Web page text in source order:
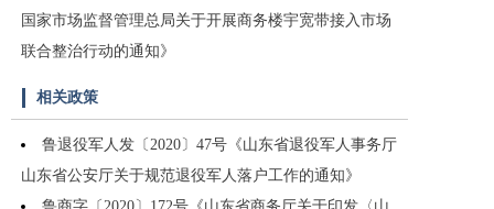
国家市场监督管理总局关于开展商务楼宇宽带接入市场
联合整治行动的通知》
相关政策
鲁退役军人发〔2020〕47号《山东省退役军人事务厅
山东省公安厅关于规范退役军人落户工作的通知》